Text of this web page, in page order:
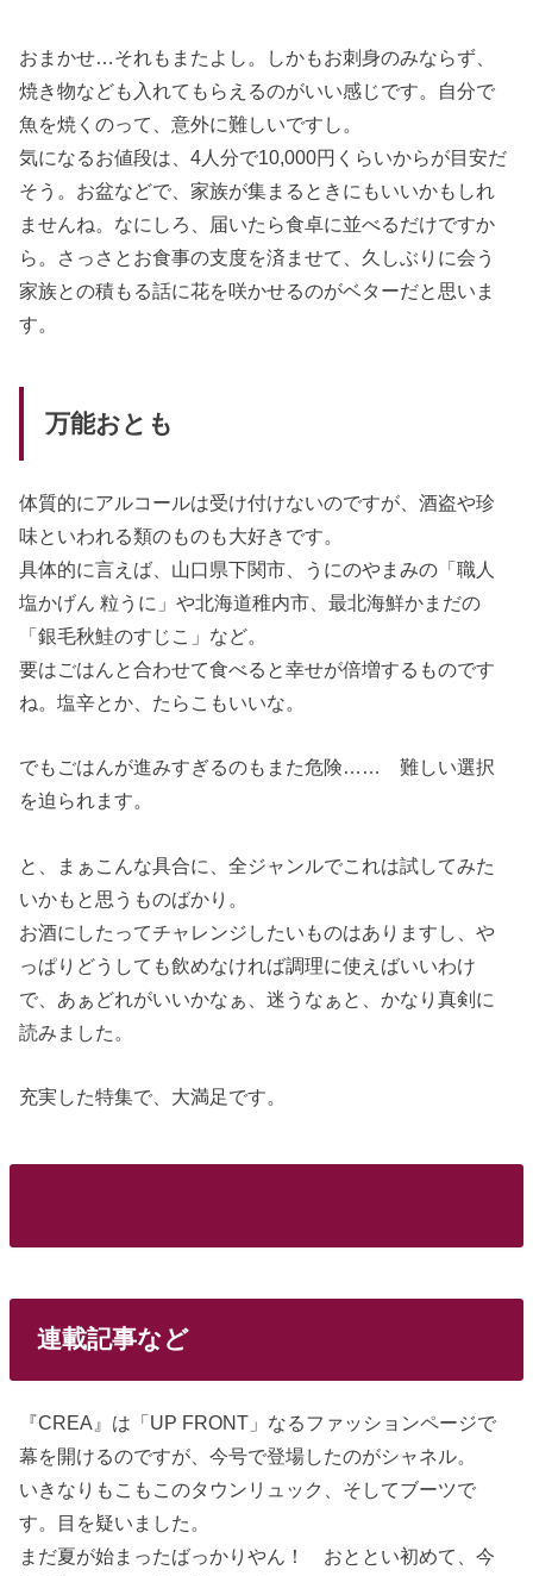
おまかせ…それもまたよし。しかもお刺身のみならず、
焼き物なども入れてもらえるのがいい感じです。自分で
魚を焼くのって、意外に難しいですし。
気になるお値段は、4人分で10,000円くらいからが目安だ
そう。お盆などで、家族が集まるときにもいいかもしれ
ませんね。なにしろ、届いたら食卓に並べるだけですか
ら。さっさとお食事の支度を済ませて、久しぶりに会う
家族との積もる話に花を咲かせるのがベターだと思いま
す。
万能おとも
体質的にアルコールは受け付けないのですが、酒盗や珍
味といわれる類のものも大好きです。
具体的に言えば、山口県下関市、うにのやまみの「職人
塩かげん 粒うに」や北海道稚内市、最北海鮮かまだの
「銀毛秋鮭のすじこ」など。
要はごはんと合わせて食べると幸せが倍増するものです
ね。塩辛とか、たらこもいいな。
でもごはんが進みすぎるのもまた危険…… 難しい選択
を迫られます。
と、まぁこんな具合に、全ジャンルでこれは試してみた
いかもと思うものばかり。
お酒にしたってチャレンジしたいものはありますし、や
っぱりどうしても飲めなければ調理に使えばいいわけ
で、あぁどれがいいかなぁ、迷うなぁと、かなり真剣に
読みました。
充実した特集で、大満足です。
連載記事など
『CREA』は「UP FRONT」なるファッションページで
幕を開けるのですが、今号で登場したのがシャネル。
いきなりもこもこのタウンリュック、そしてブーツで
す。目を疑いました。
まだ夏が始まったばっかりやん！ おととい初めて、今